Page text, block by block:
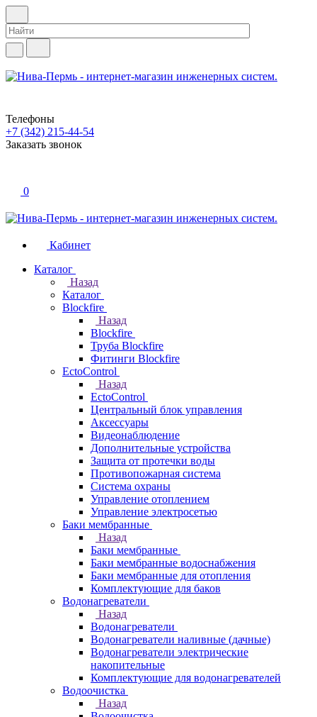
Телефоны
+7 (342) 215-44-54
Заказать звонок
0
Кабинет
Каталог
Назад
Каталог
Blockfire
Назад
Blockfire
Труба Blockfire
Фитинги Blockfire
EctoControl
Назад
EctoControl
Центральный блок управления
Аксессуары
Видеонаблюдение
Дополнительные устройства
Защита от протечки воды
Противопожарная система
Система охраны
Управление отоплением
Управление электросетью
Баки мембранные
Назад
Баки мембранные
Баки мембранные водоснабжения
Баки мембранные для отопления
Комплектующие для баков
Водонагреватели
Назад
Водонагреватели
Водонагреватели наливные (дачные)
Водонагреватели электрические
накопительные
Комплектующие для водонагревателей
Водоочистка
Назад